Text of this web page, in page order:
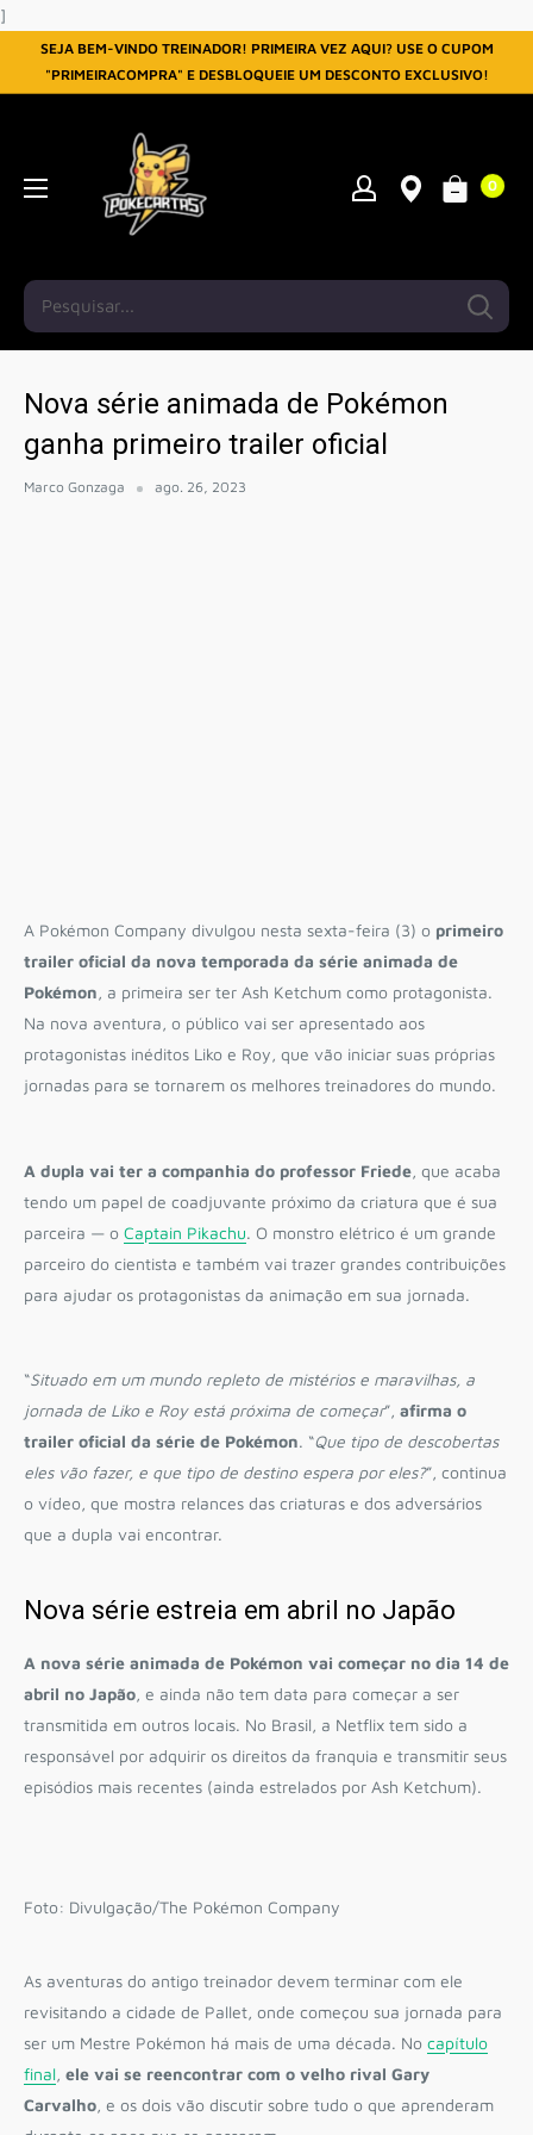
]
SEJA BEM-VINDO TREINADOR! PRIMEIRA VEZ AQUI? USE O CUPOM
"PRIMEIRACOMPRA" E DESBLOQUEIE UM DESCONTO EXCLUSIVO!
0
Nova série animada de Pokémon
ganha primeiro trailer oficial
Marco Gonzaga ago. 26, 2023
A Pokémon Company divulgou nesta sexta-feira (3) o primeiro
trailer oficial da nova temporada da série animada de
Pokémon, a primeira ser ter Ash Ketchum como protagonista.
Na nova aventura, o público vai ser apresentado aos
protagonistas inéditos Liko e Roy, que vão iniciar suas próprias
jornadas para se tornarem os melhores treinadores do mundo.
A dupla vai ter a companhia do professor Friede, que acaba
tendo um papel de coadjuvante próximo da criatura que é sua
parceira — o Captain Pikachu. O monstro elétrico é um grande
parceiro do cientista e também vai trazer grandes contribuições
para ajudar os protagonistas da animação em sua jornada.
“Situado em um mundo repleto de mistérios e maravilhas, a
jornada de Liko e Roy está próxima de começar”, afirma o
trailer oficial da série de Pokémon. “Que tipo de descobertas
eles vão fazer, e que tipo de destino espera por eles?”, continua
o vídeo, que mostra relances das criaturas e dos adversários
que a dupla vai encontrar.
Nova série estreia em abril no Japão
A nova série animada de Pokémon vai começar no dia 14 de
abril no Japão, e ainda não tem data para começar a ser
transmitida em outros locais. No Brasil, a Netflix tem sido a
responsável por adquirir os direitos da franquia e transmitir seus
episódios mais recentes (ainda estrelados por Ash Ketchum).
Foto: Divulgação/The Pokémon Company
As aventuras do antigo treinador devem terminar com ele
revisitando a cidade de Pallet, onde começou sua jornada para
ser um Mestre Pokémon há mais de uma década. No capítulo
final, ele vai se reencontrar com o velho rival Gary
Carvalho, e os dois vão discutir sobre tudo o que aprenderam